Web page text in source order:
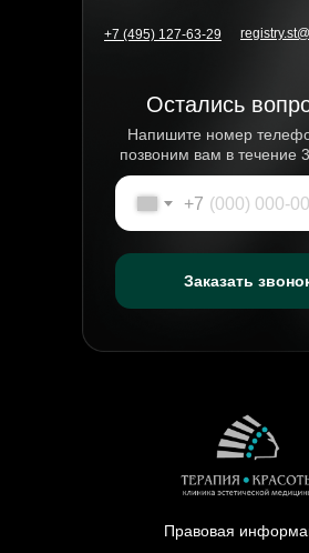
+7 (495) 127-63-29
Остались
Напишите номер
позвоним вам в течение
+7
Заказать
Правовая